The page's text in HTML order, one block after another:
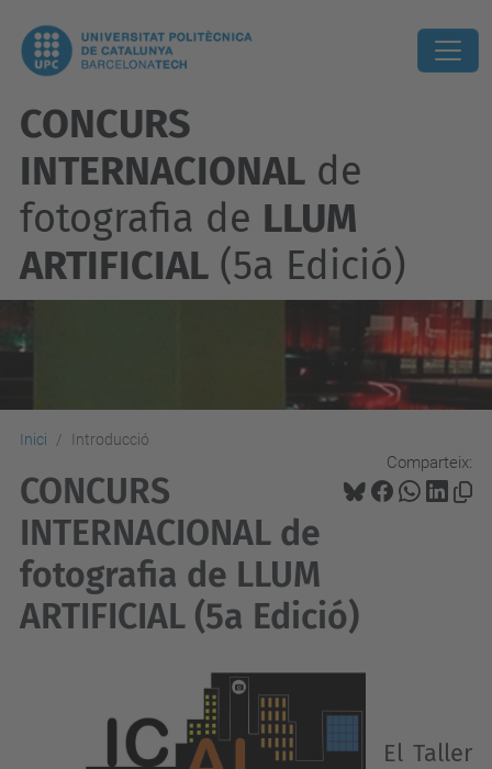
CONCURS
INTERNACIONAL de
fotografia de LLUM
ARTIFICIAL (5a Edició)
Inici Introducció
Comparteix:
CONCURS
INTERNACIONAL de
fotografia de LLUM
ARTIFICIAL (5a Edició)
El Taller